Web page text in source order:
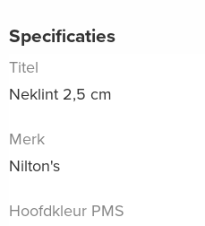
Specificaties
Titel
Neklint 2,5 cm
Merk
Nilton's
Hoofdkleur PMS